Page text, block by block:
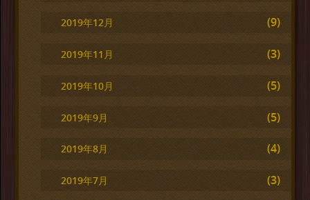
2019年12月 (9)
2019年11月 (3)
2019年10月 (5)
2019年9月 (5)
2019年8月 (4)
2019年7月 (3)